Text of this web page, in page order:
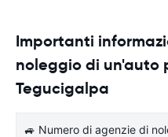
Importanti
noleggio di un'auto
Tegucigalpa
🚙 Numero di agenzie di